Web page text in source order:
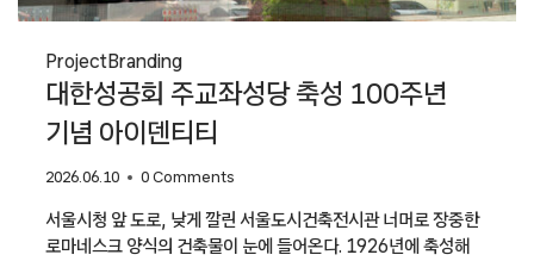
ProjectBranding
대한성공회 주교좌성당 축성 100주년
기념 아이덴티티
2026.06.10 0 Comments
서울시청 앞 도로, 낮게 깔린 서울도시건축전시관 너머로 장중한
로마네스크 양식의 건축물이 눈에 들어온다. 1926년에 축성해